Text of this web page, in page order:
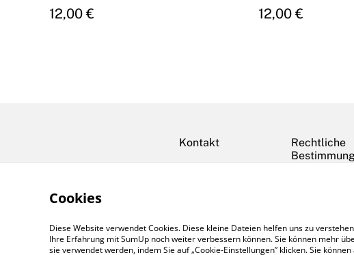
12,00 €
12,00 €
Kontakt
Rechtliche
Cookies
Diese Website verwendet Cookies. Diese kleine Dateien helfen uns zu
Ihre Erfahrung mit SumUp noch weiter verbessern können. Sie können mehr
sie verwendet werden, indem Sie auf „Cookie-Einstellungen” klicken. Sie